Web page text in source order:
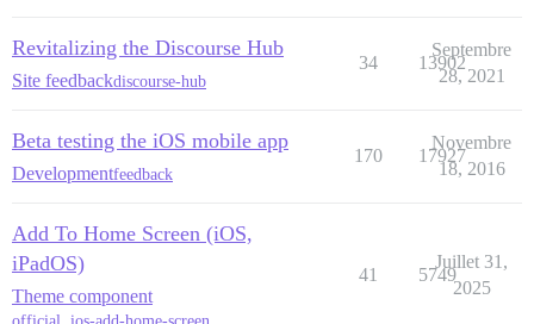
Revitalizing the Discourse Hub
Site feedbackdiscourse-hub
34 13902
Septembre
28, 2021
Beta testing the iOS mobile app
Developmentfeedback
170 17927
Novembre
18, 2016
Add To Home Screen (iOS,
iPadOS)
Theme component
41 5749
Juillet 31,
2025